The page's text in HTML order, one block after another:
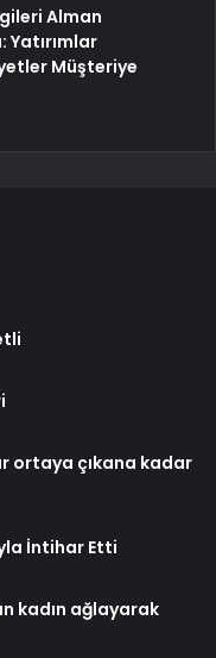
Alman
Yatırımlar
Müşteriye
ortaya çıkana kadar
İntihar Etti
kadın ağlayarak